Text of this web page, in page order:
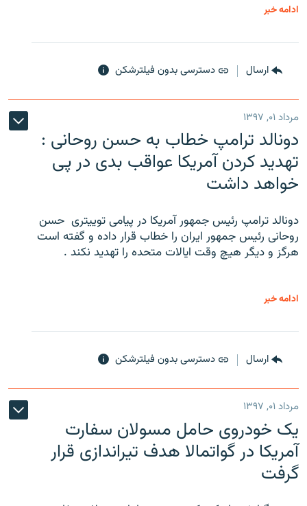
ادامه خبر
ارسال دسترسی بدون فیلترشکن
مرداد ۰۱, ۱۳۹۷
دونالد ترامپ خطاب به حسن روحانی :
تهدید کردن آمریکا عواقب بدی در پی
خواهد داشت
دونالد ترامپ رئیس جمهور آمریکا در پیامی توییتری ‌ حسن
روحانی رئیس جمهور ایران را خطاب قرار داده و گفته است
هرگز و دیگر هیچ وقت ایالات متحده را تهدید نکند .
ادامه خبر
ارسال دسترسی بدون فیلترشکن
مرداد ۰۱, ۱۳۹۷
یک خودروی حامل مسولان سفارت
آمریکا در گواتمالا هدف تیراندازی قرار
گرفت